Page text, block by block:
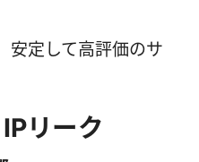
安定して高評価のサ
リーク